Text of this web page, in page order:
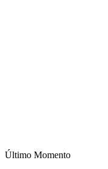
Último Momento